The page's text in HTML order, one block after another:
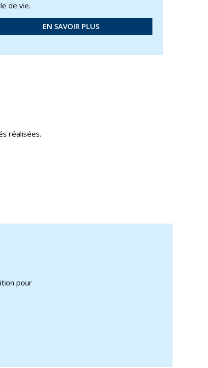
de vie.
EN SAVOIR PLUS
réalisées.
pour